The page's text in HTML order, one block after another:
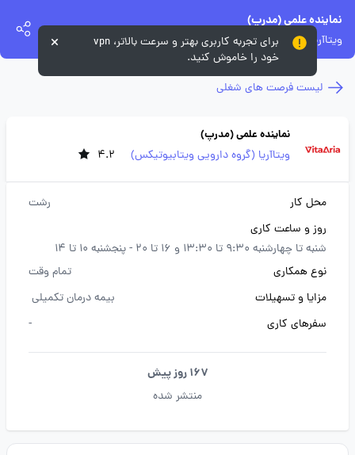
نماینده علمی (مدرپ)
ویتاآریا (گروه دارویی ویتابیوتیکس)
لیست فرصت های شغلی
نماینده علمی (مدرپ)
ویتاآریا (گروه دارویی ویتابیوتیکس)
4.2
محل کار
رشت
روز و ساعت کاری
شنبه تا چهارشنبه 9:30 تا 13:30 و 16 تا 20 - پنجشنبه 10 تا 14
نوع همکاری
تمام وقت
مزایا و تسهیلات
بیمه درمان تکمیلی
سفرهای کاری
-
167 روز پیش
منتشر شده
برای تجربه کاربری بهتر و سرعت بالاتر، vpn
خود را خاموش کنید.